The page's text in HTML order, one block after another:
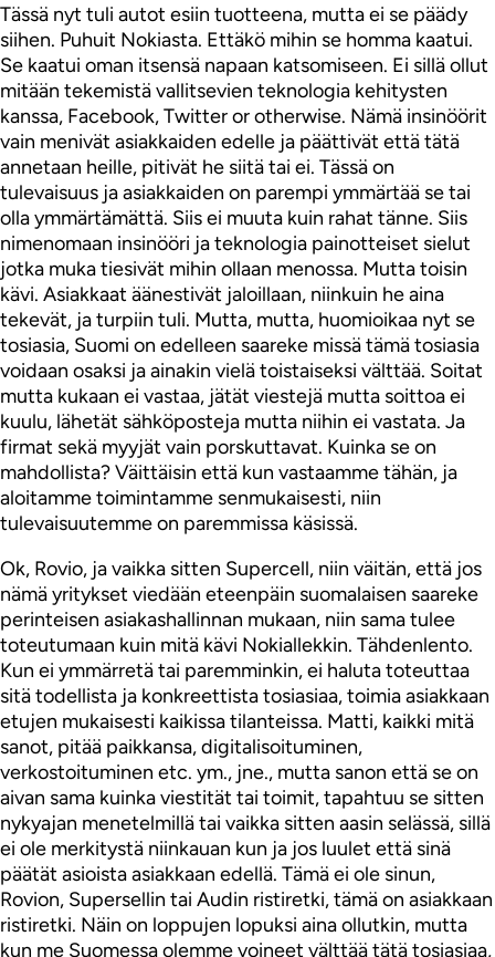
Tässä nyt tuli autot esiin tuotteena, mutta ei se päädy
siihen. Puhuit Nokiasta. Ettäkö mihin se homma kaatui.
Se kaatui oman itsensä napaan katsomiseen. Ei sillä ollut
mitään tekemistä vallitsevien teknologia kehitysten
kanssa, Facebook, Twitter or otherwise. Nämä insinöörit
vain menivät asiakkaiden edelle ja päättivät että tätä
annetaan heille, pitivät he siitä tai ei. Tässä on
tulevaisuus ja asiakkaiden on parempi ymmärtää se tai
olla ymmärtämättä. Siis ei muuta kuin rahat tänne. Siis
nimenomaan insinööri ja teknologia painotteiset sielut
jotka muka tiesivät mihin ollaan menossa. Mutta toisin
kävi. Asiakkaat äänestivät jaloillaan, niinkuin he aina
tekevät, ja turpiin tuli. Mutta, mutta, huomioikaa nyt se
tosiasia, Suomi on edelleen saareke missä tämä tosiasia
voidaan osaksi ja ainakin vielä toistaiseksi välttää. Soitat
mutta kukaan ei vastaa, jätät viestejä mutta soittoa ei
kuulu, lähetät sähköposteja mutta niihin ei vastata. Ja
firmat sekä myyjät vain porskuttavat. Kuinka se on
mahdollista? Väittäisin että kun vastaamme tähän, ja
aloitamme toimintamme senmukaisesti, niin
tulevaisuutemme on paremmissa käsissä.
Ok, Rovio, ja vaikka sitten Supercell, niin väitän, että jos
nämä yritykset viedään eteenpäin suomalaisen saareke
perinteisen asiakashallinnan mukaan, niin sama tulee
toteutumaan kuin mitä kävi Nokiallekkin. Tähdenlento.
Kun ei ymmärretä tai paremminkin, ei haluta toteuttaa
sitä todellista ja konkreettista tosiasiaa, toimia asiakkaan
etujen mukaisesti kaikissa tilanteissa. Matti, kaikki mitä
sanot, pitää paikkansa, digitalisoituminen,
verkostoituminen etc. ym., jne., mutta sanon että se on
aivan sama kuinka viestität tai toimit, tapahtuu se sitten
nykyajan menetelmillä tai vaikka sitten aasin selässä, sillä
ei ole merkitystä niinkauan kun ja jos luulet että sinä
päätät asioista asiakkaan edellä. Tämä ei ole sinun,
Rovion, Supersellin tai Audin ristiretki, tämä on asiakkaan
ristiretki. Näin on loppujen lopuksi aina ollutkin, mutta
kun me Suomessa olemme voineet välttää tätä tosiasiaa,